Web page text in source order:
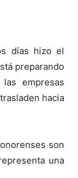
días hizo el
preparando
empresas
hacia
son
una